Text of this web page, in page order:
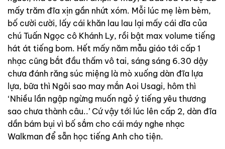
mấy trăm đĩa xịn gần nhứt xóm. Mỗi lúc mẹ lèm bèm,
bố cười cười, lấy cái khăn lau lau lại mấy cái dĩa của
chú Tuấn Ngọc cô Khánh Ly, rồi bật max volume tiếng
hát át tiếng bom. Hết mấy năm mẫu giáo tới cấp 1
nhạc cũng bắt đầu thấm vô tai, sáng sáng 6.30 dậy
chưa đánh răng súc miệng là mò xuống dàn đĩa lựa
lựa, bữa thì Ngôi sao may mắn Aoi Usagi, hôm thì
‘Nhiều lần ngập ngừng muốn ngỏ ý tiếng yêu thương
sao chưa thành câu..’ Cứ vậy tới lúc lên cấp 2, dàn đĩa
dần bám bụi vì bố sắm cho cái máy nghe nhạc
Walkman để sẵn học tiếng Anh cho tiện.